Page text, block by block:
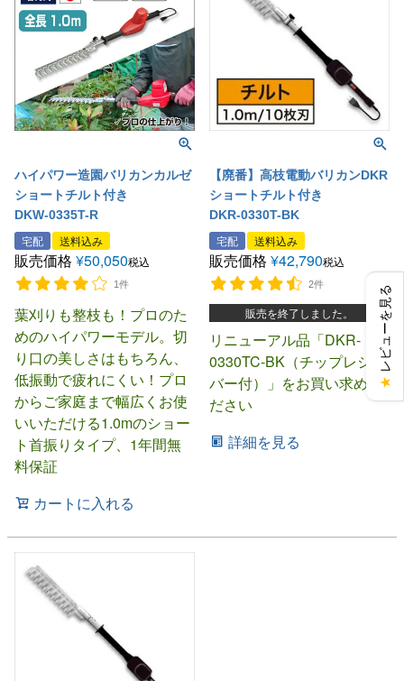
ハイパワー造園バリカンカルゼ
ショートチルト付き
DKW-0335T-R
宅配 送料込み
販売価格 ¥50,050税込
1件
葉刈りも整枝も！プロのた
めのハイパワーモデル。切
り口の美しさはもちろん、
低振動で疲れにくい！プロ
からご家庭まで幅広くお使
いいただける1.0mのショー
ト首振りタイプ、1年間無
料保証
カートに入れる
【廃番】高枝電動バリカンDKR
ショートチルト付き
DKR-0330T-BK
宅配 送料込み
販売価格 ¥42,790税込
2件
販売を終了しました。
リニューアル品「DKR-
0330TC-BK（チップレシー
バー付）」をお買い求めく
ださい
詳細を見る
★
レビューを見る